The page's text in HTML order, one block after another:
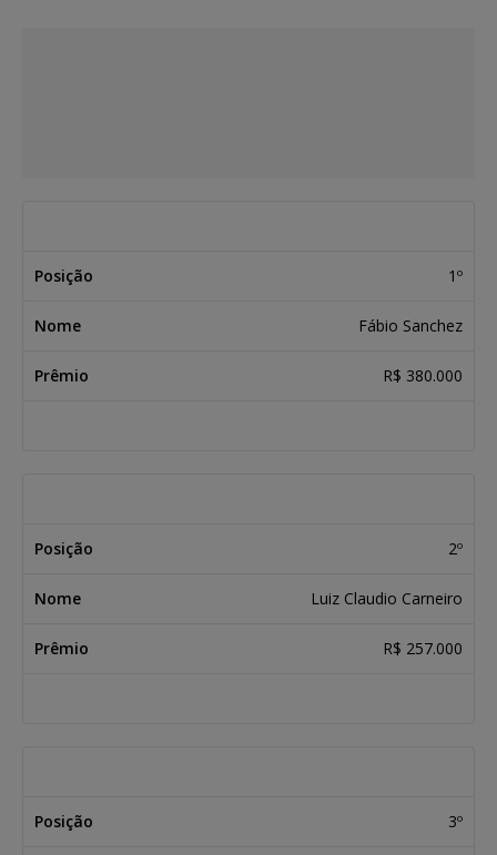
1º
Fábio Sanchez
R$ 380.000
2º
Luiz Claudio Carneiro
R$ 257.000
3º